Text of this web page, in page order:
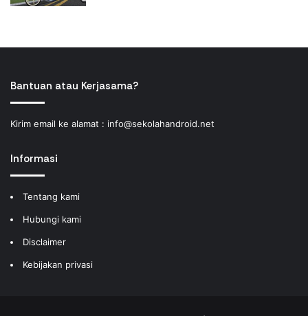
Bantuan atau Kerjasama?
Kirim email ke alamat : info@sekolahandroid.net
Informasi
Tentang kami
Hubungi kami
Disclaimer
Kebijakan privasi